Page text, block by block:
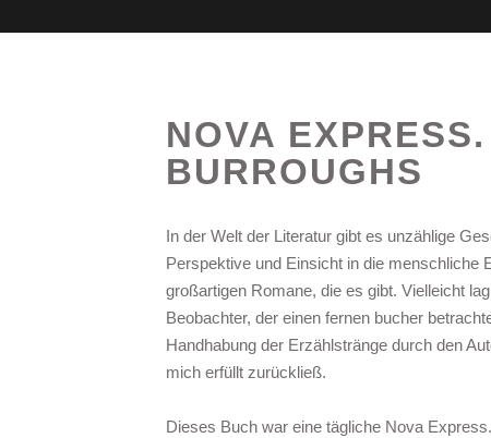
NOVA
BURROUGHS
In der Welt der Literatur gibt es unzählige
Perspektive und Einsicht in die menschliche
großartigen Romane, die es gibt. Vielleicht
Beobachter, der einen fernen bucher
Handhabung der Erzählstränge durch den
mich erfüllt zurückließ.
Dieses Buch war eine tägliche Nova